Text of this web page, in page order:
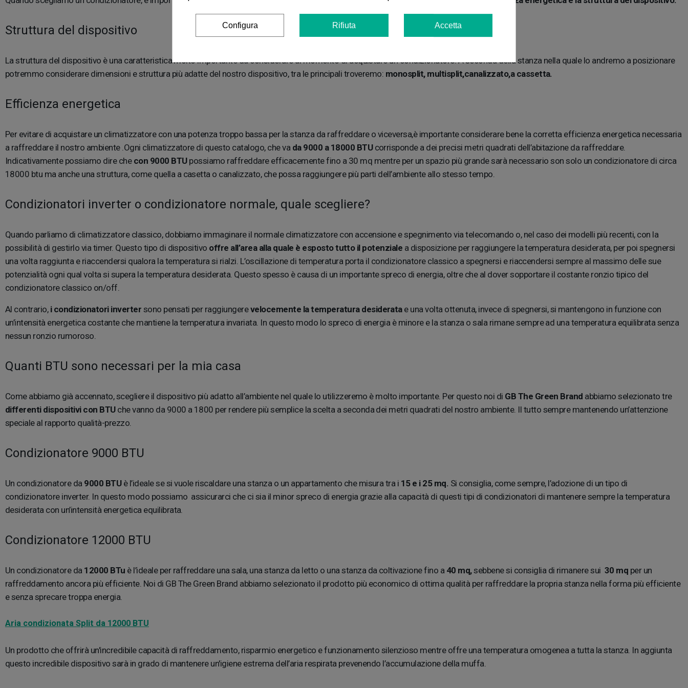
Struttura del dispositivo
La struttura del dispositivo è una caratteristica molto importante da considerare al momento di acquistare un condizionatore. A seconda della stanza nella quale lo andremo a posizionare
potremmo considerare dimensioni e struttura più adatte del nostro dispositivo, tra le principali troveremo: monosplit, multisplit,canalizzato,a cassetta.
Efficienza energetica
Per evitare di acquistare un climatizzatore con una potenza troppo bassa per la stanza da raffreddare o viceversa,è importante considerare bene la corretta efficienza energetica necessaria
a raffreddare il nostro ambiente .Ogni climatizzatore di questo catalogo, che va da 9000 a 18000 BTUcorrisponde a dei precisi metri quadrati dell’abitazione da raffreddare.
Indicativamente possiamo dire che con 9000 BTUpossiamo raffreddare efficacemente fino a 30 mq mentre per un spazio più grande sarà necessario son solo un condizionatore di circa
18000 btu ma anche una struttura, come quella a casetta o canalizzato, che possa raggiungere più parti dell’ambiente allo stesso tempo.
Condizionatori inverter o condizionatore normale, quale scegliere?
Quando parliamo di climatizzatore classico, dobbiamo immaginare il normale climatizzatore con accensione e spegnimento via telecomando o, nel caso dei modelli più recenti, con la
possibilità di gestirlo via timer. Questo tipo di dispositivo offre all’area alla quale è esposto tutto il potenziale a disposizione per raggiungere la temperatura desiderata, per poi spegnersi
una volta raggiunta e riaccendersi qualora la temperatura si rialzi. L’oscillazione di temperatura porta il condizionatore classico a spegnersi e riaccendersi sempre al massimo delle sue
potenzialità ogni qual volta si supera la temperatura desiderata. Questo spesso è causa di un importante spreco di energia, oltre che al dover sopportare il costante ronzio tipico del
condizionatore classico on/off.
Al contrario, i condizionatori inverter sono pensati per raggiungerevelocemente la temperatura desideratae una volta ottenuta, invece di spegnersi, si mantengono in funzione con
un’intensità energetica costante che mantiene la temperatura invariata. In questo modo lo spreco di energia è minore e la stanza o sala rimane sempre ad una temperatura equilibrata senza
nessun ronzio rumoroso.
Quanti BTU sono necessari per la mia casa
Come abbiamo già accennato, scegliere il dispositivo più adatto all’ambiente nel quale lo utilizzeremo è molto importante. Per questo noi di GB The Green Brand abbiamo selezionato tre
differenti dispositivi con BTUche vanno da 9000 a 1800 per rendere più semplice la scelta a seconda dei metri quadrati del nostro ambiente. Il tutto sempre mantenendo un’attenzione
speciale al rapporto qualità-prezzo.
Condizionatore 9000 BTU
Un condizionatore da 9000 BTUè l’ideale se si vuole riscaldare una stanza o un appartamento che misura tra i 15 e i 25 mq. Si consiglia, come sempre, l’adozione di un tipo di
condizionatore inverter. In questo modo possiamo assicurarci che ci sia il minor spreco di energia grazie alla capacità di questi tipi di condizionatori di mantenere sempre la temperatura
desiderata con un’intensità energetica equilibrata.
Condizionatore 12000 BTU
Un condizionatore da 12000 BTu è l’ideale per raffreddare una sala, una stanza da letto o una stanza da coltivazione fino a 40 mq,sebbene si consiglia di rimanere sui 30 mq per un
raffreddamento ancora più efficiente. Noi di GB The Green Brand abbiamo selezionato il prodotto più economico di ottima qualità per raffreddare la propria stanza nella forma più efficiente
e senza sprecare troppa energia.
Aria condizionata Split da 12000 BTU
Un prodotto che offrirà un'incredibile capacità di raffreddamento, risparmio energetico e funzionamento silenzioso mentre offre una temperatura omogenea a tutta la stanza. In aggiunta
questo incredibile dispositivo sarà in grado di mantenere un'igiene estrema dell’aria respirata prevenendo l’accumulazione della muffa.
Configura Rifiuta Accetta